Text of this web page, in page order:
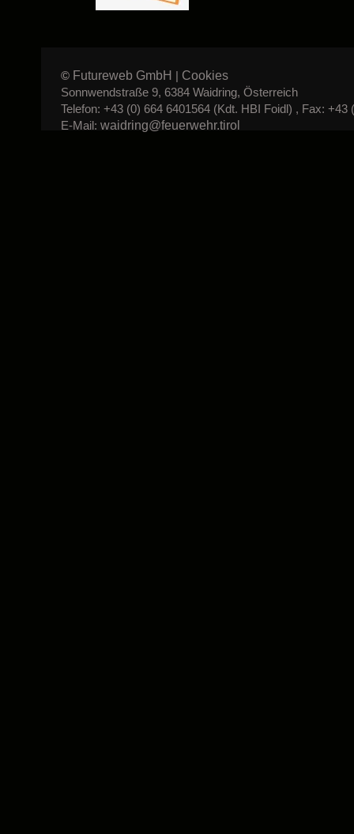
© Futureweb GmbH | Cookies
Sonnwendstraße 9, 6384 Waidring, Österreich
Telefon: +43 (0) 664 6401564 (Kdt. HBI Foidl) , Fax: +43
E-Mail: waidring@feuerwehr.tirol